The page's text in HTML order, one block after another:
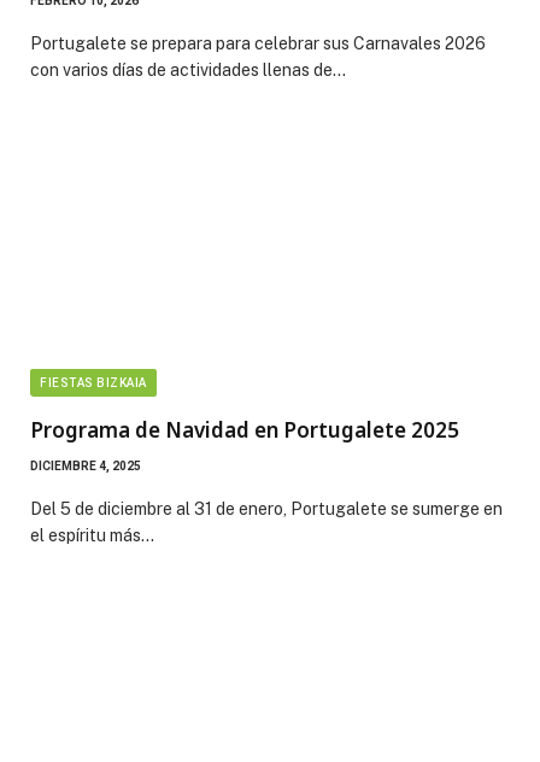
Portugalete se prepara para celebrar sus Carnavales 2026
con varios días de actividades llenas de…
FIESTAS BIZKAIA
Programa de Navidad en Portugalete 2025
DICIEMBRE 4, 2025
Del 5 de diciembre al 31 de enero, Portugalete se sumerge en
el espíritu más…